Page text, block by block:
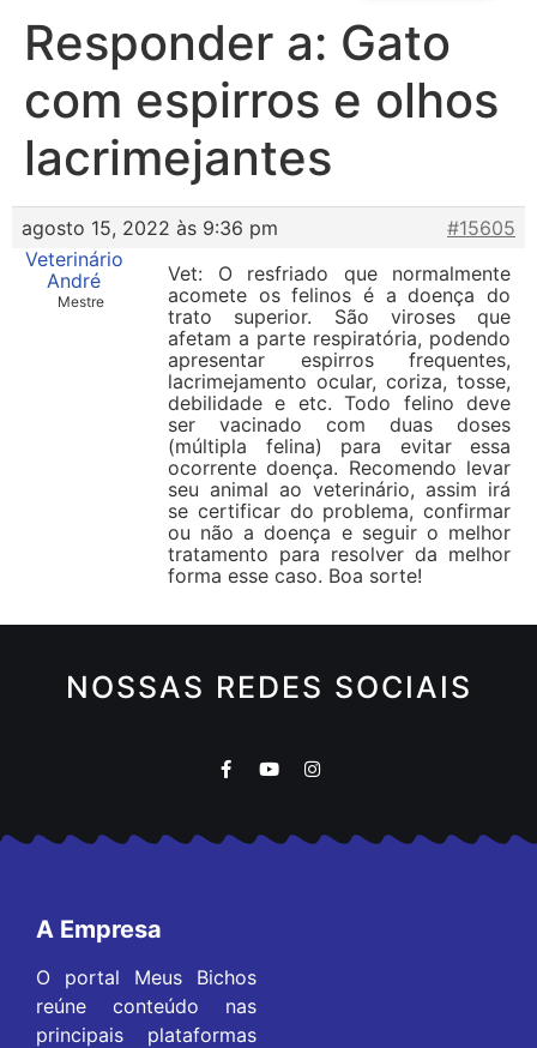
Responder a: Gato
com espirros e olhos
lacrimejantes
agosto 15, 2022 às 9:36 pm
#15605
Veterinário
André
Mestre
Vet: O resfriado que normalmente
acomete os felinos é a doença do
trato superior. São viroses que
afetam a parte respiratória, podendo
apresentar espirros frequentes,
lacrimejamento ocular, coriza, tosse,
debilidade e etc. Todo felino deve
ser vacinado com duas doses
(múltipla felina) para evitar essa
ocorrente doença. Recomendo levar
seu animal ao veterinário, assim irá
se certificar do problema, confirmar
ou não a doença e seguir o melhor
tratamento para resolver da melhor
forma esse caso. Boa sorte!
NOSSAS REDES SOCIAIS
A Empresa
O portal Meus Bichos
reúne conteúdo nas
principais plataformas